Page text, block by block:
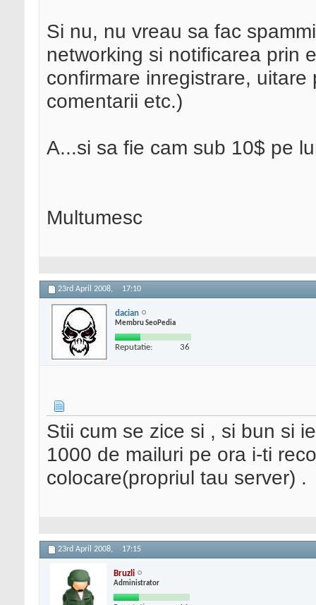
Si nu, nu vreau sa fac
networking si notificarea prin
confirmare inregistrare,
comentarii etc.)
A...si sa fie cam sub 10$ pe
Multumesc
23rd April 2008, 17:10
dacian
Membru SeoPedia
Reputatie: 36
Stii cum se zice si , si bun si
1000 de mailuri pe ora i-ti
colocare(propriul tau server) .
23rd April 2008, 17:15
Bruzli
Administrator